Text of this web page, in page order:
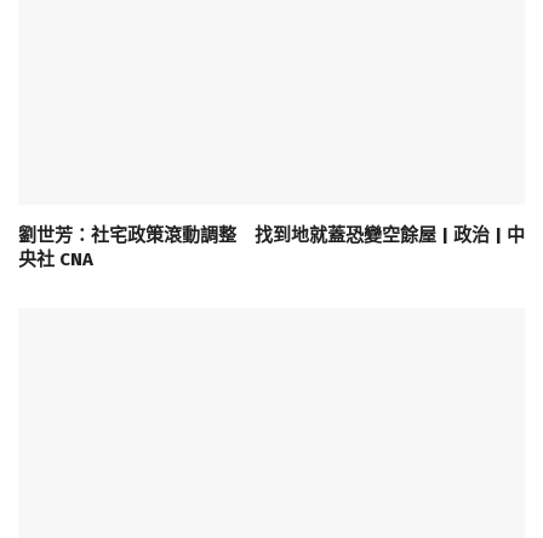
劉世芳：社宅政策滾動調整 找到地就蓋恐變空餘屋 | 政治 | 中
央社 CNA